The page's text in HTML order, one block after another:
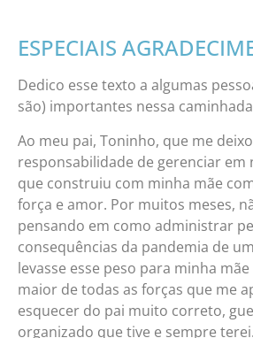
ESPECIAIS
Dedico esse texto a algumas
são) importantes nessa
Ao meu pai, Toninho, que me
responsabilidade de gerenciar em
que construiu com minha mãe
força e amor. Por muitos meses,
pensando em como administrar
consequências da pandemia de
levasse esse peso para minha
maior de todas as forças que me
esquecer do pai muito correto,
organizado que tive e sempre